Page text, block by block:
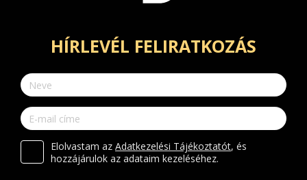
HÍRLEVÉL FELIRATKOZÁS
Elolvastam az Adatkezelési Tájékoztatót, és
hozzájárulok az adataim kezeléséhez.